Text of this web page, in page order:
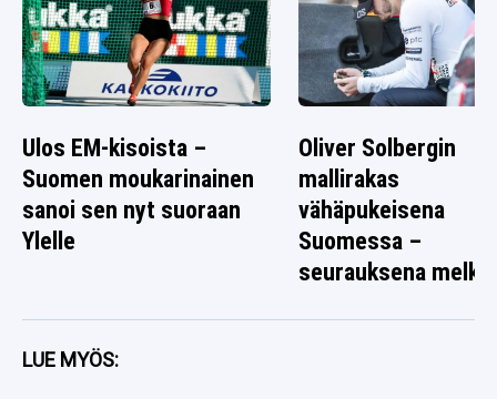
Ulos EM-kisoista –
Suomen moukarinainen
sanoi sen nyt suoraan
Ylelle
Oliver Solbergin
mallirakas
vähäpukeisena
Suomessa –
seurauksena
LUE MYÖS: